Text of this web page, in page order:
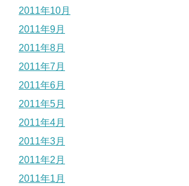
2011年10月
2011年9月
2011年8月
2011年7月
2011年6月
2011年5月
2011年4月
2011年3月
2011年2月
2011年1月